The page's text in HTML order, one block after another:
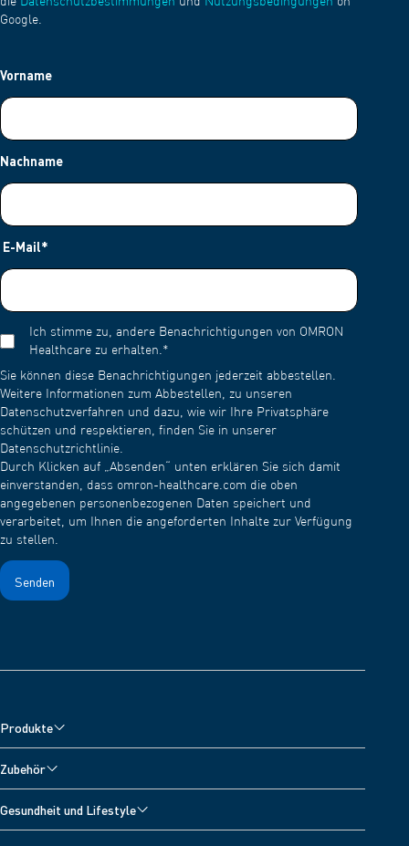
Google.
Vorname
Nachname
E-Mail*
Ich stimme zu, andere Benachrichtigungen von OMRON
Healthcare zu erhalten. *
Sie können diese Benachrichtigungen jederzeit abbestellen.
Weitere Informationen zum Abbestellen, zu unseren
Datenschutzverfahren und dazu, wie wir Ihre Privatsphäre
schützen und respektieren, finden Sie in unserer
Datenschutzrichtlinie.
Durch Klicken auf „Absenden“ unten erklären Sie sich damit
einverstanden, dass omron-healthcare.com die oben
angegebenen personenbezogenen Daten speichert und
verarbeitet, um Ihnen die angeforderten Inhalte zur Verfügung
zu stellen.
Produkte
Oberarm-Blutdruckmessgeräte
Handgelenk-Blutdruckmessgeräte
Zubehör
Zubehör für Vernebler
Gesundheit und Lifestyle